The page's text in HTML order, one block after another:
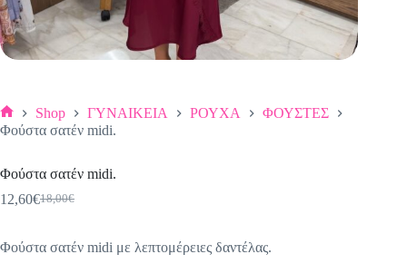
Αρχική
Shop ΓΥΝΑΙΚΕΙΑ ΡΟΥΧΑ
ΦΟΥΣΤΕΣ
Φούστα σατέν midi.
Φούστα σατέν midi.
18,00€
Original
18,00€.
12,60€Η
είναι:
Φούστα σατέν midi με λεπτομέρειες δαντέλας.